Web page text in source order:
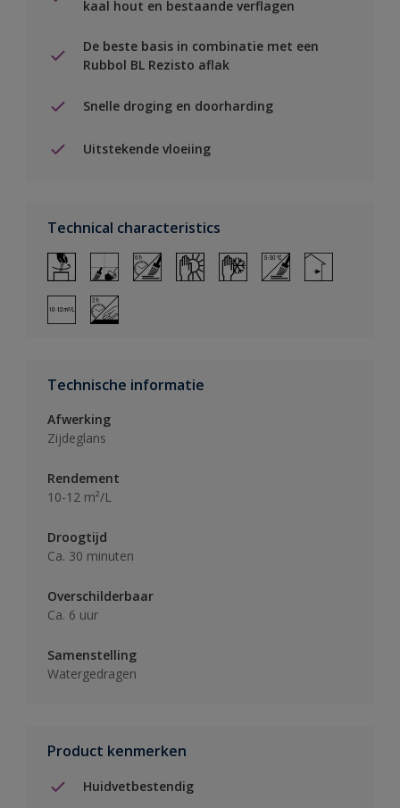
kaal hout en bestaande verflagen
De beste basis in combinatie met een
Rubbol BL Rezisto aflak
Snelle droging en doorharding
Uitstekende vloeiing
Technical characteristics
Technische informatie
Afwerking
Zijdeglans
Rendement
10-12 m²/L
Droogtijd
Ca. 30 minuten
Overschilderbaar
Ca. 6 uur
Samenstelling
Watergedragen
Product kenmerken
Huidvetbestendig